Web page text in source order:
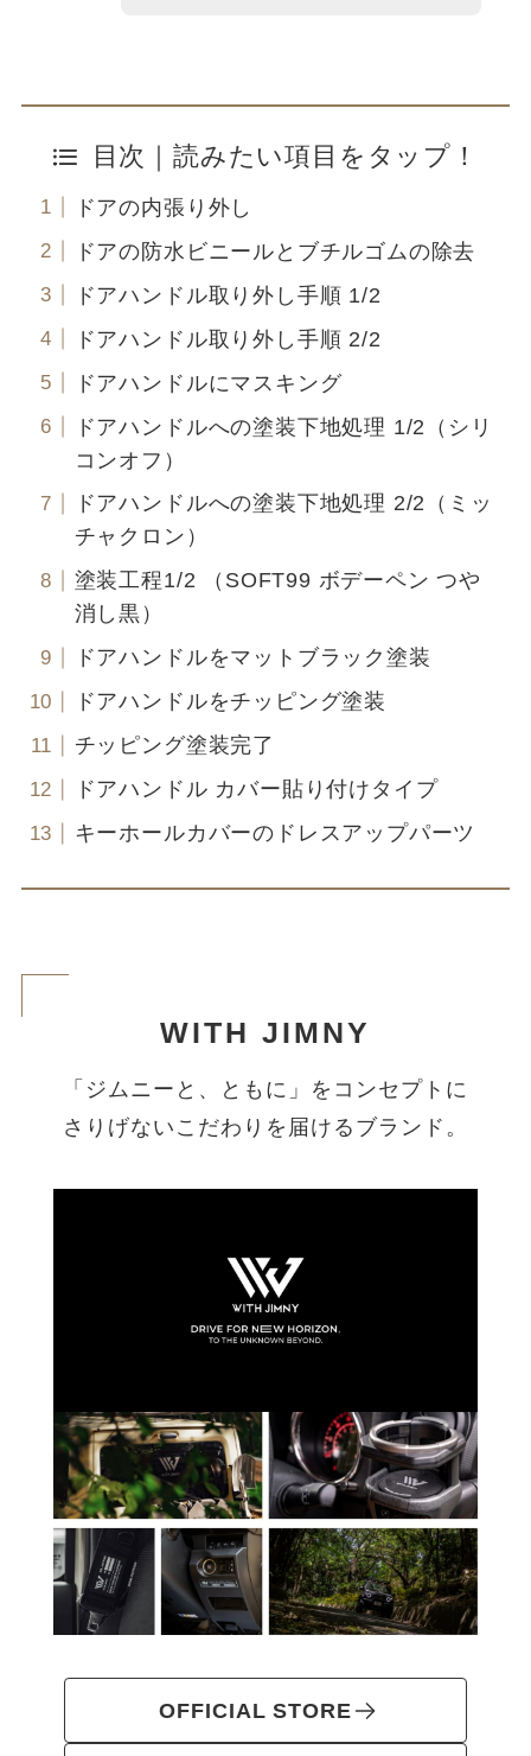
目次｜読みたい項目をタップ！
ドアの内張り外し
ドアの防水ビニールとブチルゴムの除去
ドアハンドル取り外し手順 1/2
ドアハンドル取り外し手順 2/2
ドアハンドルにマスキング
ドアハンドルへの塗装下地処理 1/2（シリ
コンオフ）
ドアハンドルへの塗装下地処理 2/2（ミッ
チャクロン）
塗装工程1/2 （SOFT99 ボデーペン つや
消し黒）
ドアハンドルをマットブラック塗装
ドアハンドルをチッピング塗装
チッピング塗装完了
ドアハンドル カバー貼り付けタイプ
キーホールカバーのドレスアップパーツ
WITH JIMNY
「ジムニーと、ともに」をコンセプトに
さりげないこだわりを届けるブランド。
OFFICIAL STORE